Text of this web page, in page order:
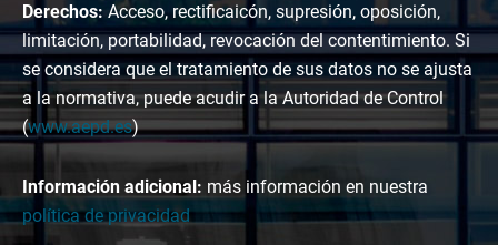
Derechos: Acceso, rectificaicón, supresión, oposición,
limitación, portabilidad, revocación del contentimiento. Si
se considera que el tratamiento de sus datos no se ajusta
a la normativa, puede acudir a la Autoridad de Control
(www.aepd.es)
Información adicional: más información en nuestra
política de privacidad